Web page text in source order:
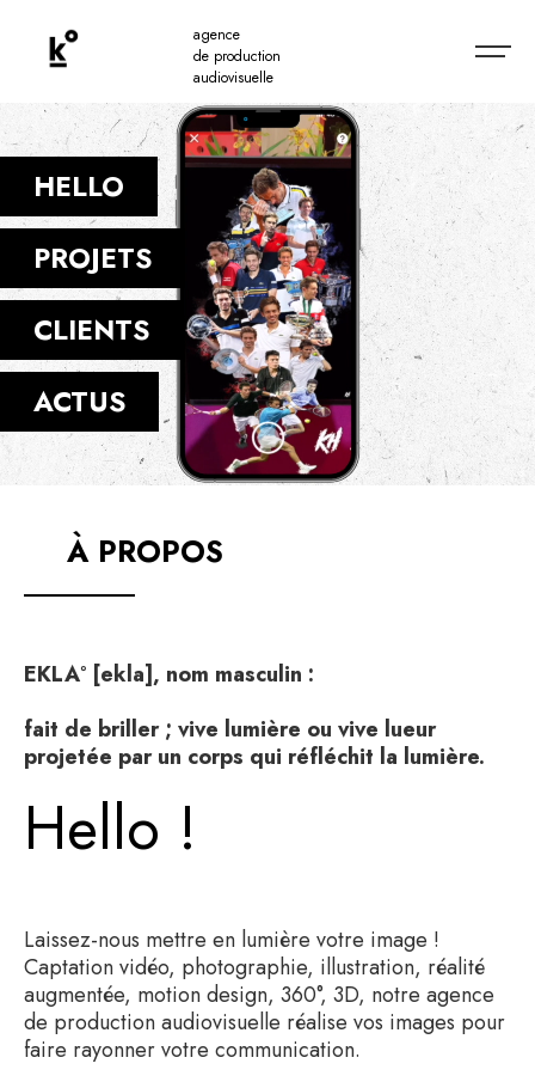
agence
de production
audiovisuelle
HELLO
PROJETS
CLIENTS
ACTUS
À PROPOS
EKLA° [ekla], nom masculin :
fait de briller ; vive lumière ou vive lueur
projetée par un corps qui réfléchit la lumière.
Hello !
Laissez-nous mettre en lumière votre image !
Captation vidéo, photographie, illustration, réalité
augmentée, motion design, 360°, 3D, notre agence
de production audiovisuelle réalise vos images pour
faire rayonner votre communication.